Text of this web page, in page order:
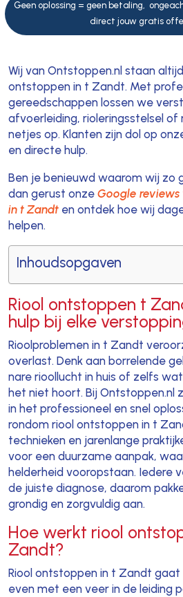
Geen oplossing = geen betaling,
direct jouw gratis
Wij van Ontstoppen.nl staan
ontstoppen in t Zandt. Met
gereedschappen lossen we
afvoerleiding, rioleringsstelsel of
netjes op. Klanten zijn dol op
en directe hulp.
Ben je benieuwd waarom wij zo
dan gerust onze Google
in t Zandten ontdek hoe wij
helpen.
Inhoudsopgaven
Riool ontstoppen t
hulp bij elke
Rioolproblemen in t Zandt
overlast. Denk aan borrelende
nare rioollucht in huis of zelfs
het niet hoort. Bij Ontstoppen.nl
in het professioneel en snel
rondom riool ontstoppen in t
technieken en jarenlange
voor een duurzame aanpak,
helderheid vooropstaan. Iedere
de juiste diagnose, daarom
grondig en zorgvuldig aan.
Hoe werkt riool
Zandt?
Riool ontstoppen in t Zandt gaat
even met een veer in de leiding